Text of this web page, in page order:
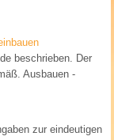
beschrieben. Der
Ausbauen -
zur eindeutigen